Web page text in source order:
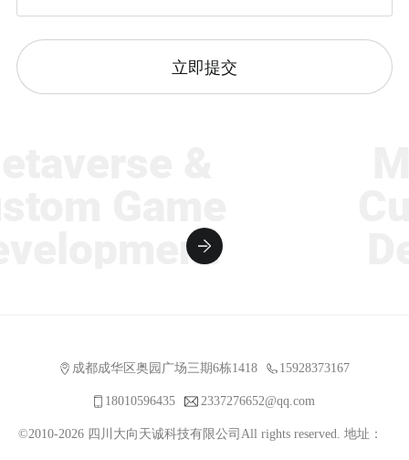
立即提交
成都成华区奥园广场三期6栋1418 15928373167
18010596435 2337276652@qq.com
©2010-2026 四川大向天诚科技有限公司All rights reserved. 地址：